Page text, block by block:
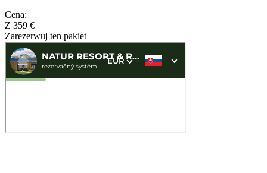
Cena:
Z 359 €
Zarezerwuj ten pakiet